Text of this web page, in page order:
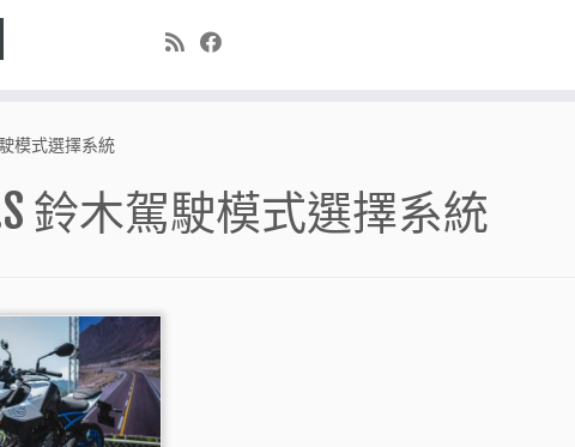
模式選擇系統
鈴木駕駛模式選擇系統